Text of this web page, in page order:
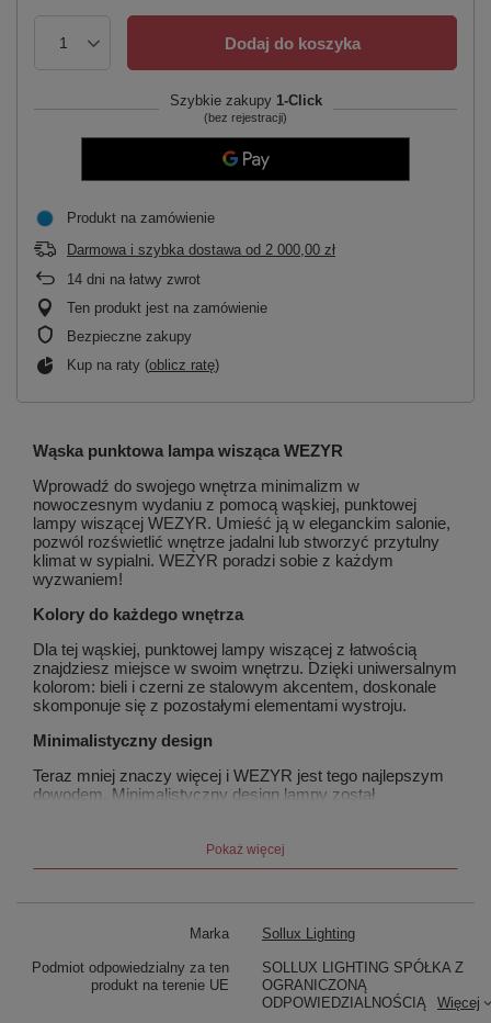
Dodaj do koszyka
Szybkie zakupy 1-Click
(bez rejestracji)
Produkt na zamówienie
Darmowa i szybka dostawa od 2 000,00 zł
14 dni na łatwy zwrot
Ten produkt jest na zamówienie
Bezpieczne zakupy
Kup na raty (oblicz ratę)
Wąska punktowa lampa wisząca WEZYR
Wprowadź do swojego wnętrza minimalizm w
nowoczesnym wydaniu z pomocą wąskiej, punktowej
lampy wiszącej WEZYR. Umieść ją w eleganckim salonie,
pozwól rozświetlić wnętrze jadalni lub stworzyć przytulny
klimat w sypialni. WEZYR poradzi sobie z każdym
wyzwaniem!
Kolory do każdego wnętrza
Dla tej wąskiej, punktowej lampy wiszącej z łatwością
znajdziesz miejsce w swoim wnętrzu. Dzięki uniwersalnym
kolorom: bieli i czerni ze stalowym akcentem, doskonale
skomponuje się z pozostałymi elementami wystroju.
Minimalistyczny design
Teraz mniej znaczy więcej i WEZYR jest tego najlepszym
dowodem. Minimalistyczny design lampy został
gwarantuje, że sprzątanie nie zajmie Ci dużo czasu.
WEZYR wystarczy przetrzeć ściereczką i po kilku
sekundach jest już czysta.
Tania i szybka wymiana żarówki
Pokaż więcej
Marka Sollux Lighting
Podmiot odpowiedzialny za ten
produkt na terenie UE
SOLLUX LIGHTING SPÓŁKA Z
OGRANICZONĄ
ODPOWIEDZIALNOŚCIĄ
Więcej